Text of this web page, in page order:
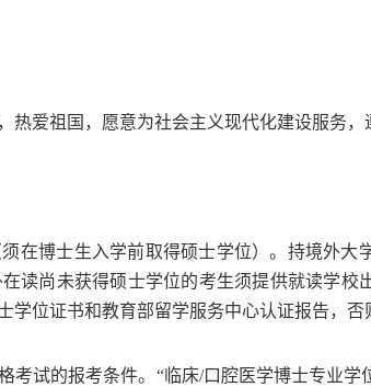
爱祖国，愿意为社会主义现代化建设服务，
在博士生入学前取得硕士学位）。持境外大
读尚未获得硕士学位的考生须提供就读学校
位证书和教育部留学服务中心认证报告，否
考试的报考条件。“临床/口腔医学博士专业学